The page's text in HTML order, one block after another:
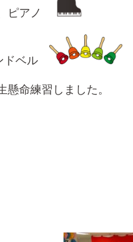
ピアノ
ドベル
懸命練習しました。